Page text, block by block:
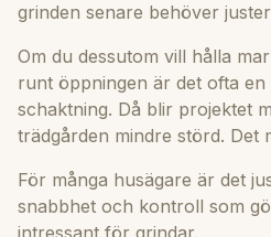
grinden senare behöver
Om du dessutom vill hålla
runt öppningen är det ofta
schaktning. Då blir projektet
trädgården mindre störd. Det
För många husägare är det
snabbhet och kontroll som